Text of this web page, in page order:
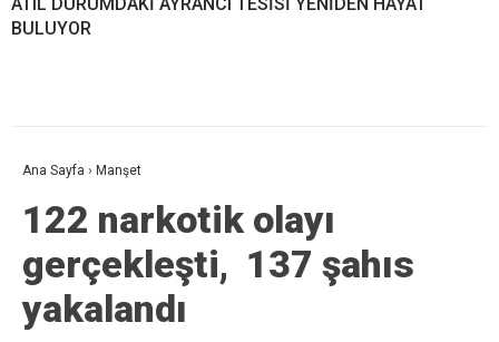
BULUYOR
Ana Sayfa › Manşet
122 narkotik olayı
gerçekleşti, 137 şahıs
yakalandı